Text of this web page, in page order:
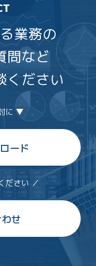
業務の
問など
ください
に ▼
ード
ださい ／
せ